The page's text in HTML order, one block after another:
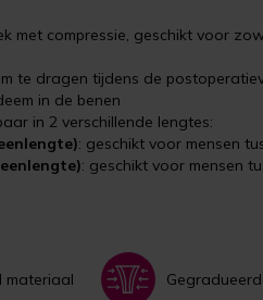
met compressie, geschikt voor
te dragen tijdens de
in de benen
in 2 verschillende lengtes:
: geschikt voor mensen
: geschikt voor mensen
materiaal